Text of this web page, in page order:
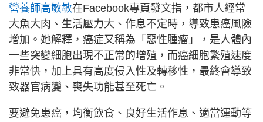
營養師高敏敏在Facebook專頁發文指，都市人經常
大魚大肉、生活壓力大、作息不定時，導致患癌風險
增加。她解釋，癌症又稱為「惡性腫瘤」，是人體內
一些突變細胞出現不正常的增殖，而癌細胞繁殖速度
非常快，加上具有高度侵入性及轉移性，最終會導致
致器官病變、喪失功能甚至死亡。
要避免患癌，均衡飲食、良好生活作息、適當運動等